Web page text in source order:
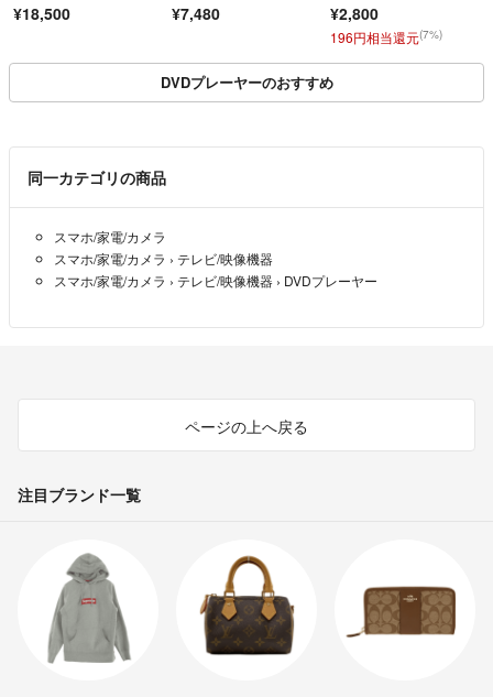
¥18,500 ¥7,480 イト
¥2,800
196円相当還元(7%)
DVDプレーヤーのおすすめ
同一カテゴリの商品
スマホ/家電/カメラ
スマホ/家電/カメラ › テレビ/映像機器
スマホ/家電/カメラ › テレビ/映像機器 › DVDプレーヤー
ページの上へ戻る
注目ブランド一覧